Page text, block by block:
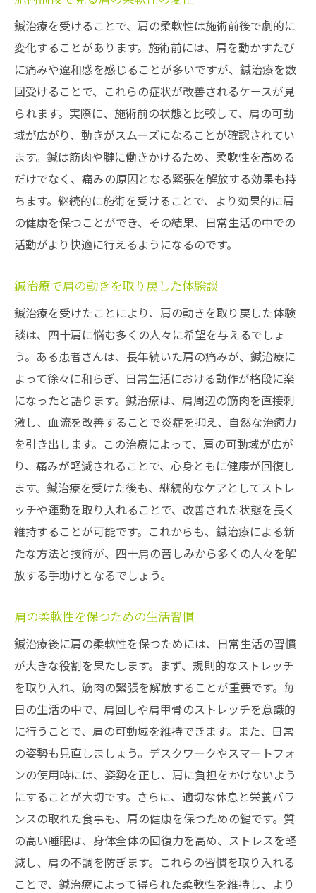
鍼治療を受けることで、肩の柔軟性は施術前後で劇的に
変化することがあります。施術前には、肩を動かすたび
に痛みや違和感を感じることが多いですが、鍼治療を数
回受けることで、これらの症状が改善されるケースが見
られます。実際に、施術前の状態と比較して、肩の可動
域が広がり、動きがスムーズになることが確認されてい
ます。鍼は筋肉や腱に働きかけるため、柔軟性を高める
だけでなく、痛みの原因となる緊張を解放する効果も持
ちます。継続的に施術を受けることで、より効果的に肩
の健康を保つことができ、その結果、日常生活の中での
活動がより快適に行えるようになるのです。
鍼治療で肩の動きを取り戻した体験談
鍼治療を受けたことにより、肩の動きを取り戻した体験
談は、四十肩に悩む多くの人々に希望を与えるでしょ
う。ある患者さんは、長年続いた肩の痛みが、鍼治療に
よって徐々に和らぎ、日常生活における動作が格段に楽
になったと語ります。鍼治療は、肩周辺の筋肉を直接刺
激し、血流を改善することで炎症を抑え、自然な治癒力
を引き出します。この治療によって、肩の可動域が広が
り、痛みが軽減されることで、心身ともに健康が回復し
ます。鍼治療を受けた後も、継続的なケアとしてストレ
ッチや運動を取り入れることで、改善された状態を長く
維持することが可能です。これからも、鍼治療による新
たな方法と技術が、四十肩の苦しみから多くの人々を解
放する手助けとなるでしょう。
肩の柔軟性を保つための生活習慣
鍼治療後に肩の柔軟性を保つためには、日常生活の習慣
が大きな役割を果たします。まず、規則的なストレッチ
を取り入れ、筋肉の緊張を解放することが重要です。毎
日の生活の中で、肩回しや肩甲骨のストレッチを意識的
に行うことで、肩の可動域を維持できます。また、日常
の姿勢も見直しましょう。デスクワークやスマートフォ
ンの使用時には、姿勢を正し、肩に負担をかけないよう
にすることが大切です。さらに、適切な休息と栄養バラ
ンスの取れた食事も、肩の健康を保つための鍵です。質
の高い睡眠は、身体全体の回復力を高め、ストレスを軽
減し、肩の不調を防ぎます。これらの習慣を取り入れる
ことで、鍼治療によって得られた柔軟性を維持し、より